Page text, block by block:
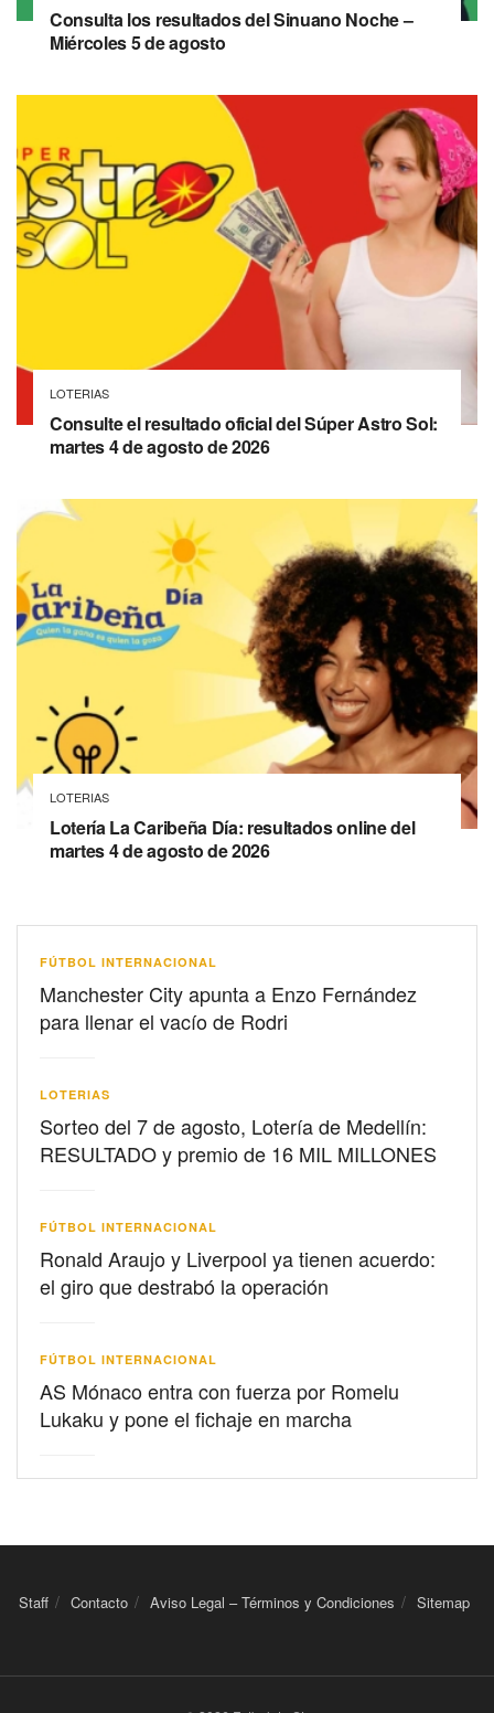
Consulta los resultados del Sinuano Noche –
Miércoles 5 de agosto
LOTERIAS
Consulte el resultado oficial del Súper Astro Sol:
martes 4 de agosto de 2026
LOTERIAS
Lotería La Caribeña Día: resultados online del
martes 4 de agosto de 2026
FÚTBOL INTERNACIONAL
Manchester City apunta a Enzo Fernández
para llenar el vacío de Rodri
LOTERIAS
Sorteo del 7 de agosto, Lotería de Medellín:
RESULTADO y premio de 16 MIL MILLONES
FÚTBOL INTERNACIONAL
Ronald Araujo y Liverpool ya tienen acuerdo:
el giro que destrabó la operación
FÚTBOL INTERNACIONAL
AS Mónaco entra con fuerza por Romelu
Lukaku y pone el fichaje en marcha
Staff Contacto Aviso Legal – Términos y Condiciones Sitemap